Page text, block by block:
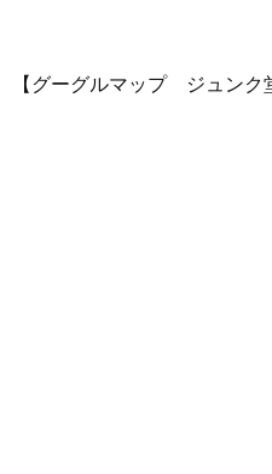
【グーグルマップ ジュンク